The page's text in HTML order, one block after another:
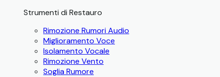
Strumenti di Restauro
Rimozione Rumori Audio
Miglioramento Voce
Isolamento Vocale
Rimozione Vento
Soglia Rumore